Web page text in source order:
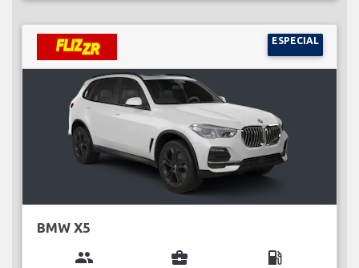
ESPECIAL
BMW X5
group business_center local_gas_station